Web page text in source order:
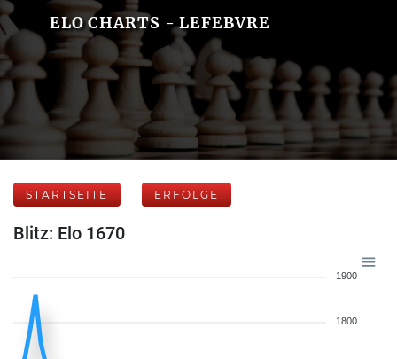
ELO CHARTS - LEFEBVRE
STARTSEITE ERFOLGE
Blitz: Elo 1670
1900
1800